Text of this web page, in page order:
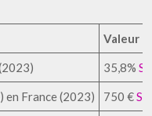
Valeur
35,8%
en France (2023) 750 €